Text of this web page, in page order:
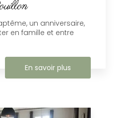
un anniversaire,
en famille et entre
En savoir plus